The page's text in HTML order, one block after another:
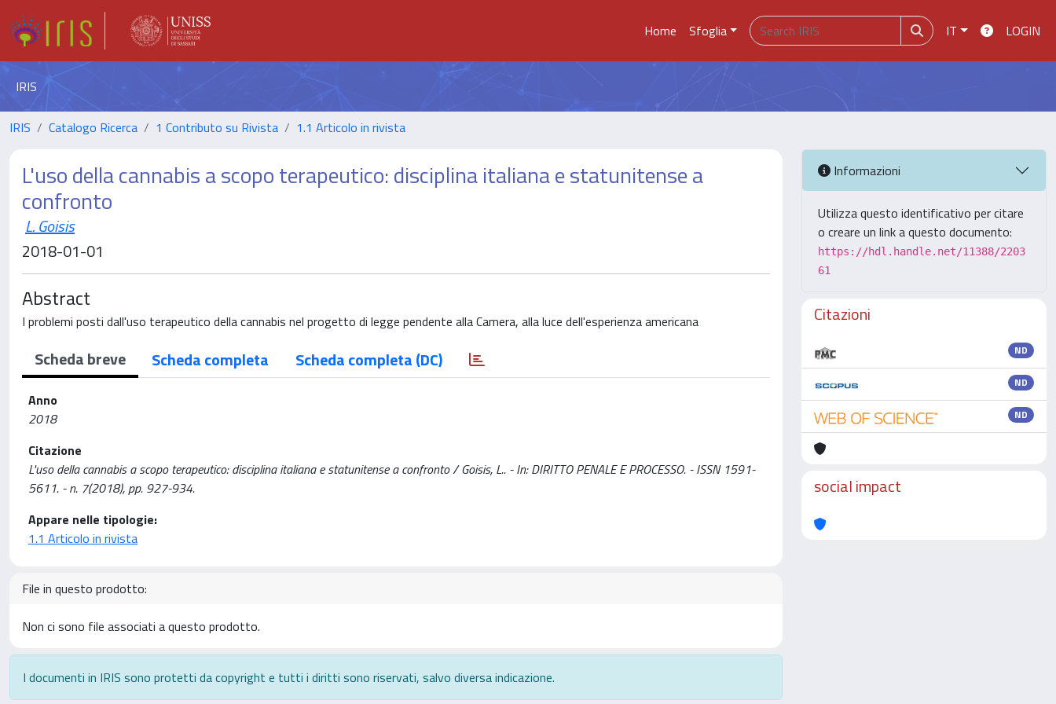
Home Sfoglia IT LOGIN
IRIS
IRIS Catalogo Ricerca 1 Contributo su Rivista 1.1 Articolo in rivista
L'uso della cannabis a scopo terapeutico: disciplina italiana e statunitense a
confronto
L. Goisis
2018-01-01
Abstract
I problemi posti dall'uso terapeutico della cannabis nel progetto di legge pendente alla Camera, alla luce dell'esperienza americana
Scheda breve Scheda completa Scheda completa (DC)
Anno
2018
Citazione
L'uso della cannabis a scopo terapeutico: disciplina italiana e statunitense a confronto / Goisis, L.. - In: DIRITTO PENALE E PROCESSO. - ISSN 1591-
5611. - n. 7(2018), pp. 927-934.
Appare nelle tipologie:
1.1 Articolo in rivista
File in questo prodotto:
Non ci sono file associati a questo prodotto.
I documenti in IRIS sono protetti da copyright e tutti i diritti sono riservati, salvo diversa indicazione.
Informazioni
Utilizza questo identificativo per citare
o creare un link a questo documento:
https://hdl.handle.net/11388/2203
61
Citazioni
ND
ND
ND
social impact